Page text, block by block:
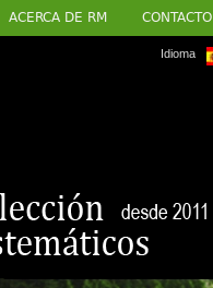
ACERCA DE RM CONTACTO
Idioma